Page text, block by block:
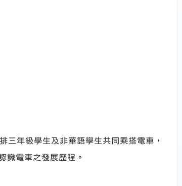
年級學生及非華語學生共同乘搭電車，
識電車之發展歷程。